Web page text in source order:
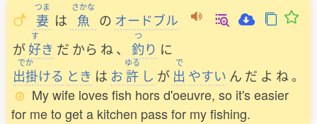
つま
妻 は
さかな
魚 の オードブル
が
す
好き だ から ね、
つ
釣り に
でか
出掛ける とき は お
ゆる
許 し が
で
出 やすい ん だ よ ね。
My wife loves fish hors d'oeuvre, so it's easier
for me to get a kitchen pass for my fishing.